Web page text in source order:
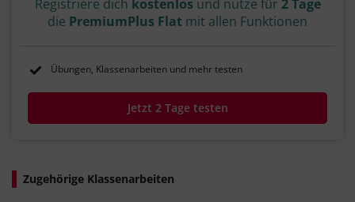
Registriere dich kostenlos und nutze für 2 Tage
die PremiumPlus Flat mit allen Funktionen
Übungen, Klassenarbeiten und mehr testen
Jetzt 2 Tage testen
Zugehörige Klassenarbeiten